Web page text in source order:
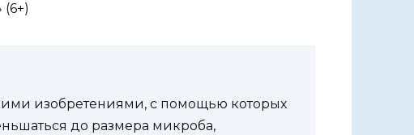
изобретениями, с помощью которых
до размера микроба,